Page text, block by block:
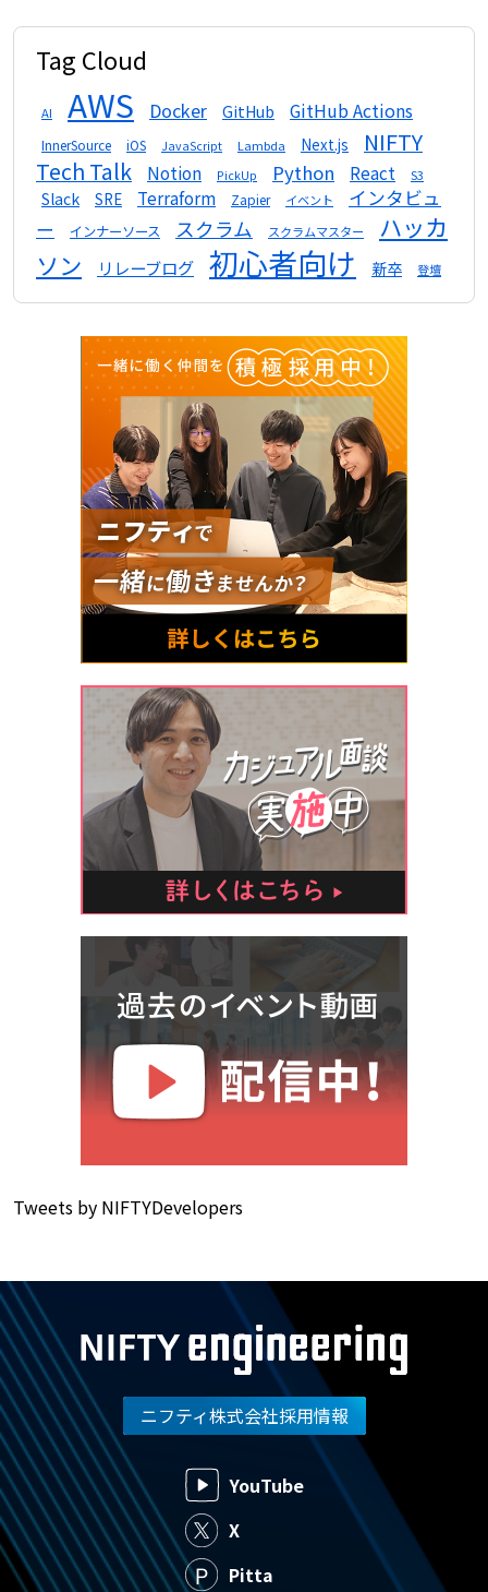
Tag Cloud
AI AWS Docker GitHub GitHub Actions
InnerSource iOS JavaScript Lambda Next.js
NIFTY
Tech Talk
Notion PickUp Python React S3
Slack SRE Terraform Zapier イベント
インタビュ
ー
インナーソース スクラム スクラムマスター
ハッカ
ソン
リレーブログ 初心者向け 新卒 登壇
Tweets by NIFTYDevelopers
ニフティ株式会社採用情報
YouTube
X
Pitta